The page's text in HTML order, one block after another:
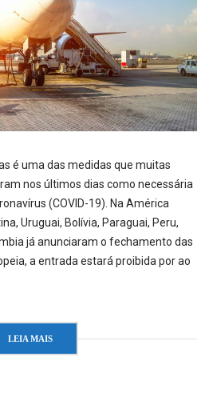
é uma das medidas que muitas
nos últimos dias como necessária
(COVID-19). Na América
Uruguai, Bolívia, Paraguai, Peru,
já anunciaram o fechamento das
a entrada estará proibida por ao
LEIA MAIS